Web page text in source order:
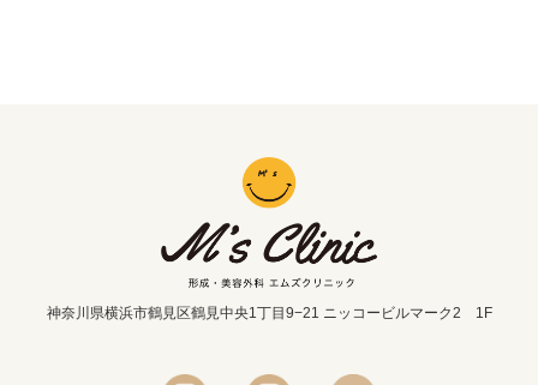
神奈川県横浜市鶴見区鶴見中央1丁目9−21 ニッコービルマーク2 1F